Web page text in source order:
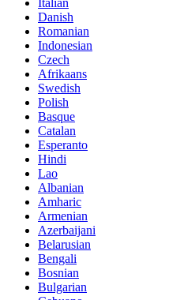
Danish
Romanian
Indonesian
Czech
Afrikaans
Swedish
Polish
Basque
Catalan
Esperanto
Hindi
Lao
Albanian
Amharic
Armenian
Azerbaijani
Belarusian
Bengali
Bosnian
Bulgarian